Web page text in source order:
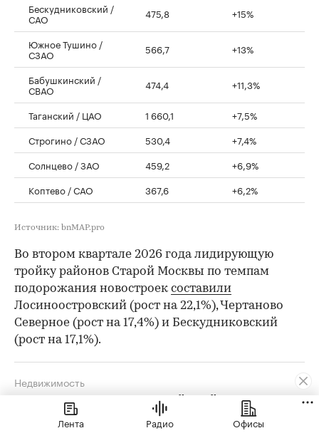
Бескудниковский /
САО 475,8 +15%
Южное Тушино /
СЗАО 566,7 +13%
Бабушкинский /
СВАО 474,4 +11,3%
Таганский / ЦАО 1 660,1
+7,5%
Строгино / СЗАО
530,4
+7,4%
Солнцево / ЗАО
459,2
+6,9%
Коптево / САО
367,6 +6,2%
Источник: bnMAP.pro
Во втором квартале 2026 года лидирующую
тройку районов Старой Москвы по темпам
подорожания новостроек составили
Лосиноостровский (рост на 22,1%), Чертаново
Северное (рост на 17,4%) и Бескудниковский
(рост на 17,1%).
Назван единственный район
Москвы, где новостройки дороже ₽3
Недвижимость
Лента Радио Офисы